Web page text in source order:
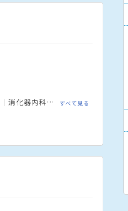
消化器内科 糖尿病・代謝内科
すべて見る